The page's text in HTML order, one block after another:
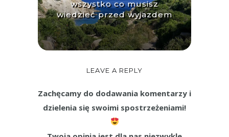
wszystko co musisz
wiedzieć przed wyjazdem
LEAVE A REPLY
Zachęcamy do dodawania komentarzy i
dzielenia się swoimi spostrzeżeniami!